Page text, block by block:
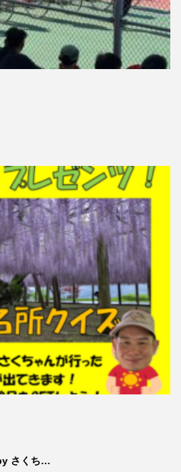
九州名所クイズ produce by さくちゃん